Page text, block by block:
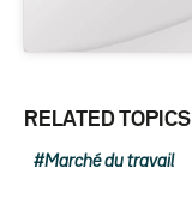
RELATED TOPICS
Marché du travail